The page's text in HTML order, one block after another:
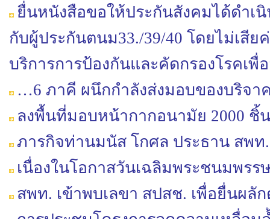
ยื่นหนังสือขอให้ประกันสังคมได้ดำเ
กับผู้ประกันตนม33./39/40 โดยไม่เสีย
บริการการป้องกันและคัดกรองโรคเ
…6 ภาคี ผนึกกำลังส่งมอบของบริจ
ลงพื้นที่มอบหน้ากากอนามัย 2000 ชิ้
ภารกิจท่านมนัส โกศล ประธาน สพท
เนื่องในโอกาสวันเฉลิมพระชนมพรร
สพท. เข้าพบเลขา สปสช. เพื่อยื่นผลั